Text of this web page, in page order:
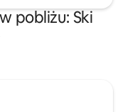
pobliżu: Ski